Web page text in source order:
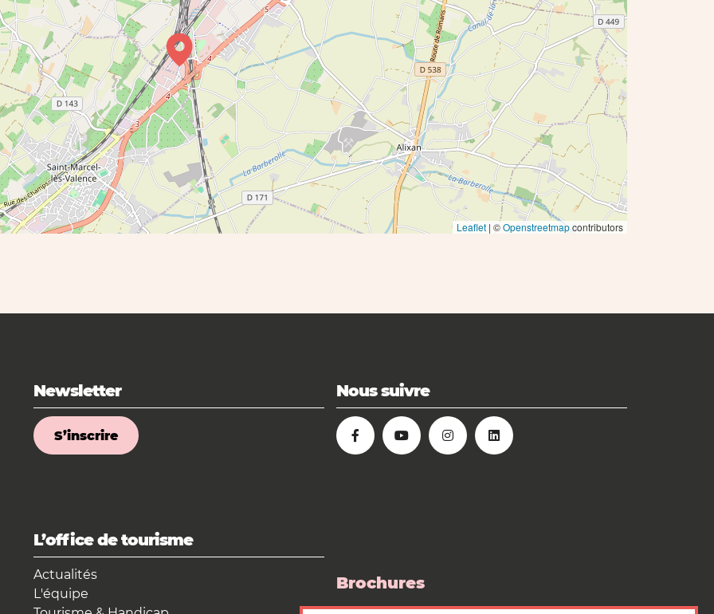
Leaflet| ©Openstreetmapcontributors
Newsletter
S’inscrire
Nous suivre
L’office de tourisme
Actualités
L'équipe
Brochures